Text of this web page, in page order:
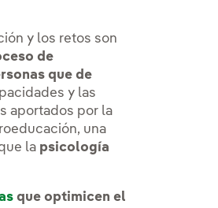
y los retos son
de
que de
y las
aportados por la
una
la psicología
que optimicen el